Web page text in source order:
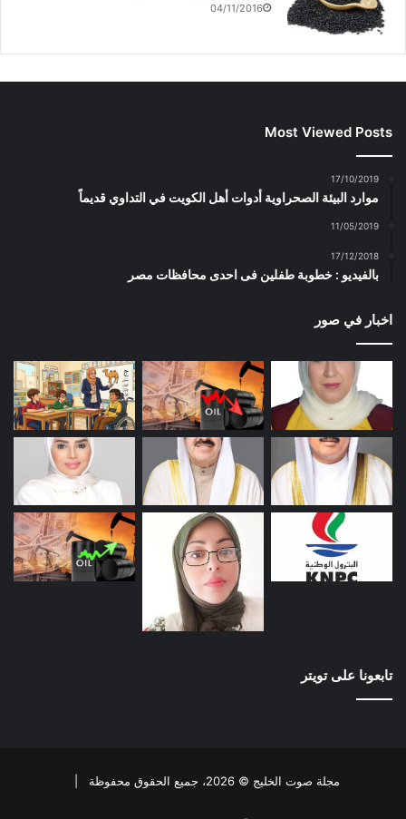
04/11/2016
Most Viewed Posts
17/10/2019
موارد البيئة الصحراوية أدوات أهل الكويت في التداوي قديماً
11/05/2019
17/12/2018
بالفيديو : خطوبة طفلين فى احدى محافظات مصر
اخبار في صور
تابعونا على تويتر
مجلة صوت الخليج © 2026، جميع الحقوق محفوظة |